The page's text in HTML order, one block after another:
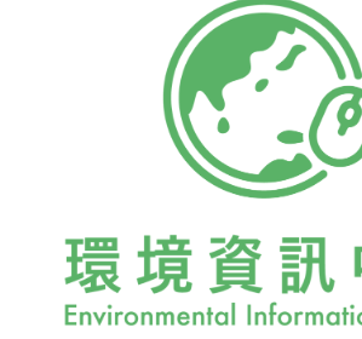
性加以活用成為水質淨化材料。該淨化
物活動之小孔，雖混合在酸性狀態下，
（apatite）。氧化微生物活動之效果測
品效果強5倍、價格比原有產品低1/5，
作出各種形狀。2005年5月，申請加工